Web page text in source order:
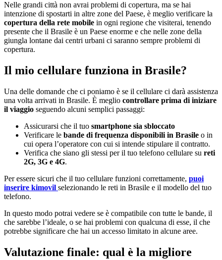
Nelle grandi città non avrai problemi di copertura, ma se hai
intenzione di spostarti in altre zone del Paese, è meglio verificare la
copertura della rete mobile in ogni regione che visiterai, tenendo
presente che il Brasile è un Paese enorme e che nelle zone della
giungla lontane dai centri urbani ci saranno sempre problemi di
copertura.
Il mio cellulare funziona in Brasile?
Una delle domande che ci poniamo è se il cellulare ci darà assistenza
una volta arrivati in Brasile. È meglio controllare prima di iniziare
il viaggio seguendo alcuni semplici passaggi:
Assicurarsi che il tuo smartphone sia sbloccato
Verificare le bande di frequenza disponibili in Brasile o in
cui opera l’operatore con cui si intende stipulare il contratto.
Verifica che siano gli stessi per il tuo telefono cellulare su reti
2G, 3G e 4G.
Per essere sicuri che il tuo cellulare funzioni correttamente, puoi
inserire kimovil selezionando le reti in Brasile e il modello del tuo
telefono.
In questo modo potrai vedere se è compatibile con tutte le bande, il
che sarebbe l’ideale, o se hai problemi con qualcuna di esse, il che
potrebbe significare che hai un accesso limitato in alcune aree.
Valutazione finale: qual è la migliore